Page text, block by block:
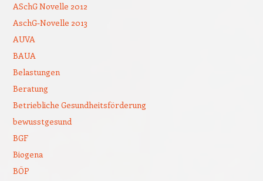
ASchG Novelle 2012
AschG-Novelle 2013
AUVA
BAUA
Belastungen
Beratung
Betriebliche Gesundheitsförderung
bewusstgesund
BGF
Biogena
BÖP